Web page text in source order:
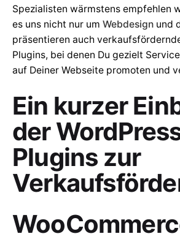
Spezialisten wärmstens empfehlen
es uns nicht nur um Webdesign und
präsentieren auch
Plugins, bei denen Du gezielt
auf Deiner Webseite promoten und
Ein kurzer
der
Plugins zur